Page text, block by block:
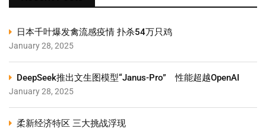
日本千叶爆发禽流感疫情 扑杀54万只鸡
January 28, 2025
DeepSeek推出文生图模型“Janus-Pro” 性能超越OpenAI
January 28, 2025
柔新经济特区 三大挑战浮现